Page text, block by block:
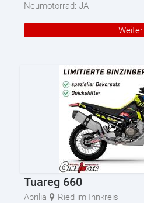
Neumotorrad: JA
Weiter
Tuareg 660
Aprilia
Ried im Innkreis